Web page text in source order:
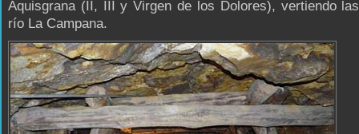
Aquisgrana (II, III y Virgen de los Dolores), vertiendo
río La Campana.